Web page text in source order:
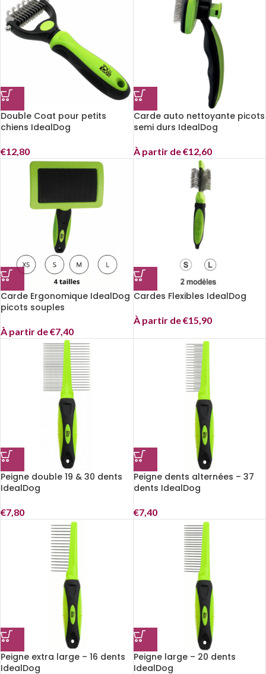
Double Coat pour petits
chiens IdealDog
€12,80
Carde auto nettoyante picots
semi durs IdealDog
À partir de€12,60
Carde Ergonomique IdealDog
picots souples
À partir de€7,40
Cardes Flexibles IdealDog
À partir de€15,90
Peigne double 19 & 30 dents
IdealDog
€7,80
Peigne dents alternées – 37
dents IdealDog
€7,40
Peigne extra large – 16 dents
IdealDog
Peigne large – 20 dents
IdealDog